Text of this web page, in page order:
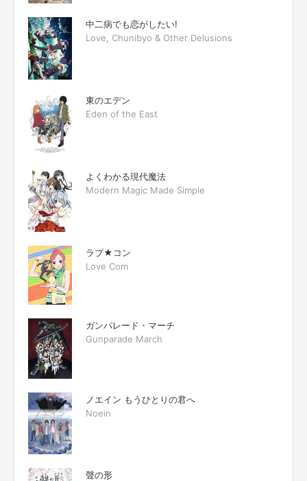
中二病でも恋がしたい!
Love, Chunibyo & Other Delusions
東のエデン
Eden of the East
よくわかる現代魔法
Modern Magic Made Simple
ラブ★コン
Love Com
ガンパレード・マーチ
Gunparade March
ノエイン もうひとりの君へ
Noein
聲の形